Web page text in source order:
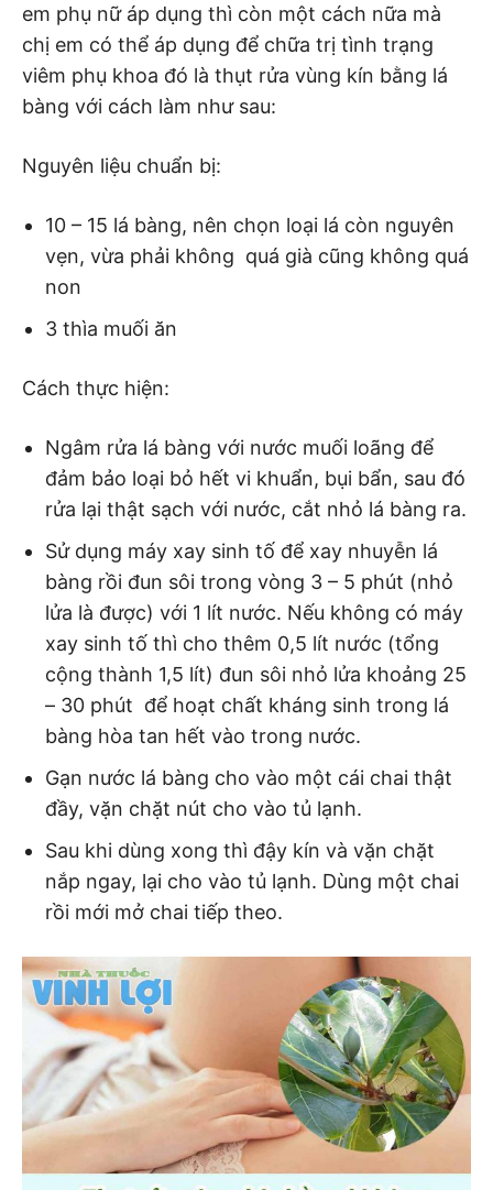
em phụ nữ áp dụng thì còn một cách nữa mà
chị em có thể áp dụng để chữa trị tình trạng
viêm phụ khoa đó là thụt rửa vùng kín bằng lá
bàng với cách làm như sau:
Nguyên liệu chuẩn bị:
10 – 15 lá bàng, nên chọn loại lá còn nguyên
vẹn, vừa phải không quá già cũng không quá
non
3 thìa muối ăn
Cách thực hiện:
Ngâm rửa lá bàng với nước muối loãng để
đảm bảo loại bỏ hết vi khuẩn, bụi bẩn, sau đó
rửa lại thật sạch với nước, cắt nhỏ lá bàng ra.
Sử dụng máy xay sinh tố để xay nhuyễn lá
bàng rồi đun sôi trong vòng 3 – 5 phút (nhỏ
lửa là được) với 1 lít nước. Nếu không có máy
xay sinh tố thì cho thêm 0,5 lít nước (tổng
cộng thành 1,5 lít) đun sôi nhỏ lửa khoảng 25
– 30 phút để hoạt chất kháng sinh trong lá
bàng hòa tan hết vào trong nước.
Gạn nước lá bàng cho vào một cái chai thật
đầy, vặn chặt nút cho vào tủ lạnh.
Sau khi dùng xong thì đậy kín và vặn chặt
nắp ngay, lại cho vào tủ lạnh. Dùng một chai
rồi mới mở chai tiếp theo.